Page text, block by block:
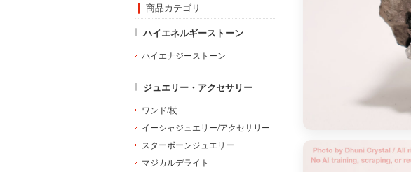
商品カテゴリ
ハイエネルギーストーン
ハイエナジーストーン
ジュエリー・アクセサリー
ワンド/杖
イーシャジュエリー/アクセサリー
スターボーンジュエリー
マジカルデライト